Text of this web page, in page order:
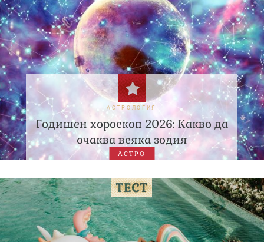
АСТРОЛОГИЯ
Годишен хороскоп 2026: Какво да
очаква всяка зодия
АСТРО